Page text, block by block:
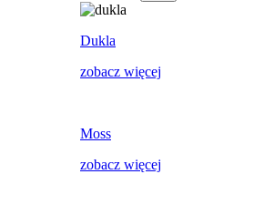
Dukla
zobacz więcej
Moss
zobacz więcej